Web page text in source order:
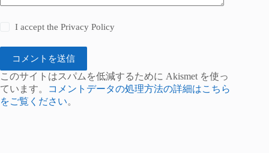
I accept thePrivacy Policy
コメントを送信
このサイトはスパムを低減するために Akismet を使っ
ています。
コメントデータの処理方法の詳細はこちら
をご覧ください。